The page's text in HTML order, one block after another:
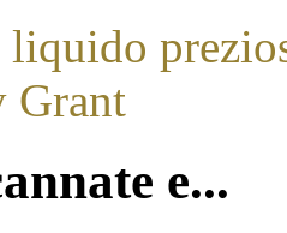
Grant
e...